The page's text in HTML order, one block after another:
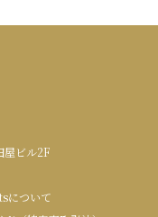
屋ビル2F
について